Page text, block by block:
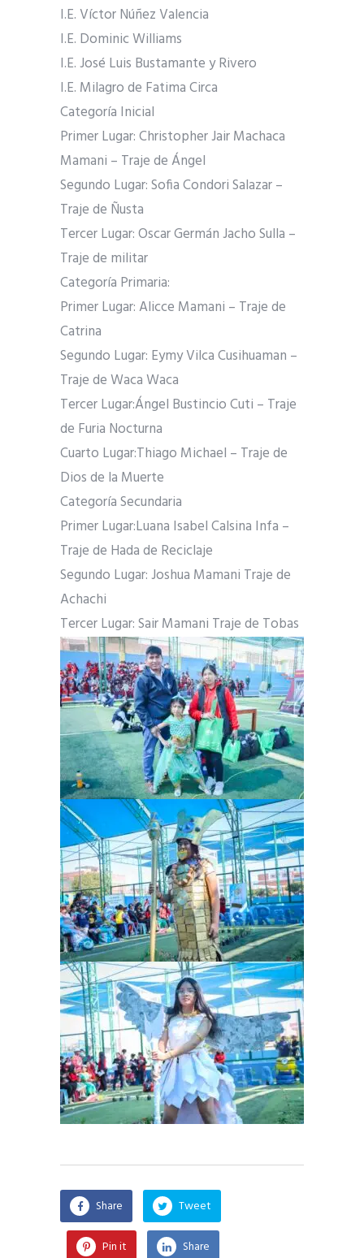
I.E. Víctor Núñez Valencia
I.E. Dominic Williams
I.E. José Luis Bustamante y Rivero
I.E. Milagro de Fatima Circa
Categoría Inicial
Primer Lugar: Christopher Jair Machaca
Mamani – Traje de Ángel
Segundo Lugar: Sofia Condori Salazar –
Traje de Ñusta
Tercer Lugar: Oscar Germán Jacho Sulla –
Traje de militar
Categoría Primaria:
Primer Lugar: Alicce Mamani – Traje de
Catrina
Segundo Lugar: Eymy Vilca Cusihuaman –
Traje de Waca Waca
Tercer Lugar:Ángel Bustincio Cuti – Traje
de Furia Nocturna
Cuarto Lugar:Thiago Michael – Traje de
Dios de la Muerte
Categoría Secundaria
Primer Lugar:Luana Isabel Calsina Infa –
Traje de Hada de Reciclaje
Segundo Lugar: Joshua Mamani Traje de
Achachi
Tercer Lugar: Sair Mamani Traje de Tobas
Share Tweet
Pin it Share